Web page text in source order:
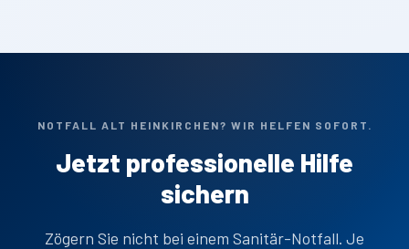
NOTFALL ALT HEINKIRCHEN? WIR HELFEN SOFORT.
Jetzt professionelle Hilfe
sichern
Zögern Sie nicht bei einem Sanitär-Notfall. Je